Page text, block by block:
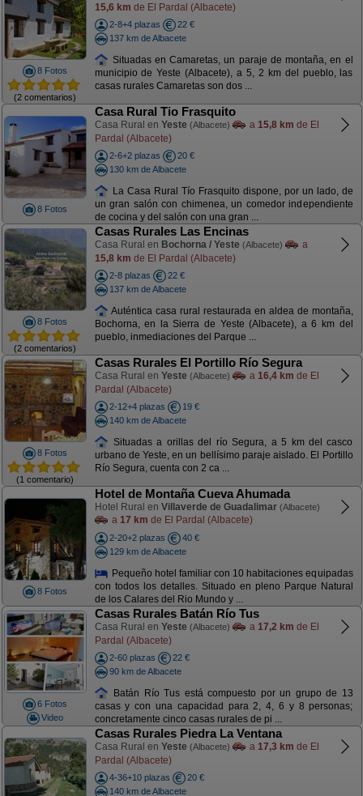
8 Fotos
(2 comentarios)
15,6 km de El Pardal (Albacete)
2-8+4 plazas
22 €
137 km de Albacete
Situadas en Camaretas, un paraje de montaña, en el
municipio de Yeste (Albacete), a 5, 2 km del pueblo, las
casas rurales Camaretas son dos ...
8 Fotos
Casa Rural Tio Frasquito
Casa Rural en Yeste (Albacete) a 15,8 km de El
Pardal (Albacete)
2-6+2 plazas
20 €
130 km de Albacete
La Casa Rural Tío Frasquito dispone, por un lado, de
un gran salón con chimenea, un comedor independiente
de cocina y del salón con una gran ...
8 Fotos
(2 comentarios)
Casas Rurales Las Encinas
Casa Rural en Bochorna / Yeste (Albacete)
a
15,8 km de El Pardal (Albacete)
2-8 plazas
22 €
137 km de Albacete
Auténtica casa rural restaurada en aldea de montaña,
Bochorna, en la Sierra de Yeste (Albacete), a 6 km del
pueblo, inmediaciones del Parque ...
8 Fotos
(1 comentario)
Casas Rurales El Portillo Río Segura
Casa Rural en Yeste (Albacete) a 16,4 km de El
Pardal (Albacete)
2-12+4 plazas
19 €
140 km de Albacete
Situadas a orillas del río Segura, a 5 km del casco
urbano de Yeste, en un bellísimo paraje aislado. El Portillo
Río Segura, cuenta con 2 ca ...
8 Fotos
Hotel de Montaña Cueva Ahumada
Hotel Rural en Villaverde de Guadalimar (Albacete)
a 17 km de El Pardal (Albacete)
2-20+2 plazas
40 €
129 km de Albacete
Pequeño hotel familiar con 10 habitaciones equipadas
con todos los detalles. Situado en pleno Parque Natural
de los Calares del Rio Mundo y ...
6 Fotos
Video
Casas Rurales Batán Río Tus
Casa Rural en Yeste (Albacete) a 17,2 km de El
Pardal (Albacete)
2-60 plazas
22 €
90 km de Albacete
Batán Río Tus está compuesto por un grupo de 13
casas y con una capacidad para 2, 4, 6 y 8 personas;
concretamente cinco casas rurales de pi ...
Casas Rurales Piedra La Ventana
Casa Rural en Yeste (Albacete) a 17,3 km de El
Pardal (Albacete)
4-36+10 plazas
20 €
140 km de Albacete